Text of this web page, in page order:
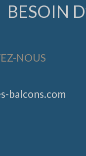
BESOIN
NOUS
balcons.com